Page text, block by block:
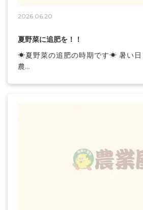
2026.06.20
夏野菜に追肥を！！
☀夏野菜の追肥の時期です☀ 暑い日
農...